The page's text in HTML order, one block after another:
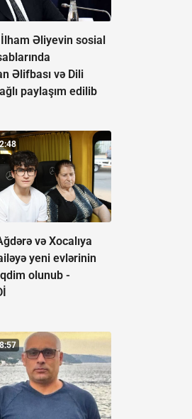
Əliyevin sosial
Əlifbası və Dili
paylaşım edilib
və Xocalıya
yeni evlərinin
olunub -